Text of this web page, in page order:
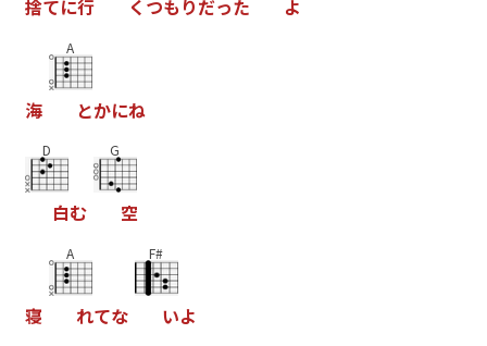
捨てに行 く つもりだった よ
海
A
とかにね
D
白む
G
空
寝
A
れてな
F#
いよ